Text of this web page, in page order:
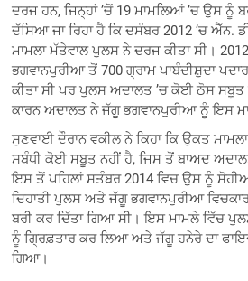
ਦਰਜ ਹਨ, ਜਿਨ੍ਹਾਂ ’ਚੋਂ 19 ਮਾਮਲਿਆਂ ’ਚ ਉਸ ਨੂੰ
ਦੱਸਿਆ ਜਾ ਰਿਹਾ ਹੈ ਕਿ ਦਸੰਬਰ 2012 ’ਚ ਐੱਨ.
ਮਾਮਲਾ ਮੱਤੇਵਾਲ ਪੁਲਸ ਨੇ ਦਰਜ ਕੀਤਾ ਸੀ।
ਭਗਵਾਨਪੁਰੀਆ ਤੋਂ 700 ਗ੍ਰਾਮ ਪਾਬੰਦੀਸ਼ੁਦਾ
ਕੀਤਾ ਸੀ ਪਰ ਪੁਲਸ ਅਦਾਲਤ ’ਚ ਕੋਈ ਠੋਸ ਸਬੂਤ
ਕਾਰਨ ਅਦਾਲਤ ਨੇ ਜੱਗੂ ਭਗਵਾਨਪੁਰੀਆ ਨੂੰ ਇਸ
ਸੁਣਵਾਈ ਦੌਰਾਨ ਵਕੀਲ ਨੇ ਕਿਹਾ ਕਿ ਉਕਤ
ਸਬੰਧੀ ਕੋਈ ਸਬੂਤ ਨਹੀਂ ਹੈ, ਜਿਸ ਤੋਂ ਬਾਅਦ
ਇਸ ਤੋਂ ਪਹਿਲਾਂ ਸਤੰਬਰ 2014 ਵਿਚ ਉਸ ਨੂੰ
ਦਿਹਾਤੀ ਪੁਲਸ ਅਤੇ ਜੱਗੂ ਭਗਵਾਨਪੁਰੀਆ
ਬਰੀ ਕਰ ਦਿੱਤਾ ਗਿਆ ਸੀ। ਇਸ ਮਾਮਲੇ ਵਿੱਚ
ਨੂੰ ਗ੍ਰਿਫ਼ਤਾਰ ਕਰ ਲਿਆ ਅਤੇ ਜੱਗੂ ਹਨੇਰੇ ਦਾ
ਗਿਆ।